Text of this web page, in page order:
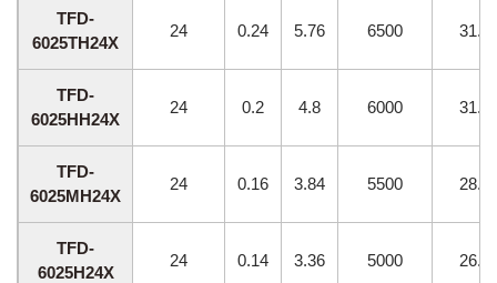
TFD-
6025TH24X
24 0.24 5.76 6500
TFD-
6025HH24X
24 0.2 4.8 6000
TFD-
6025MH24X
24 0.16 3.84 5500
TFD-
6025H24X
24 0.14 3.36 5000